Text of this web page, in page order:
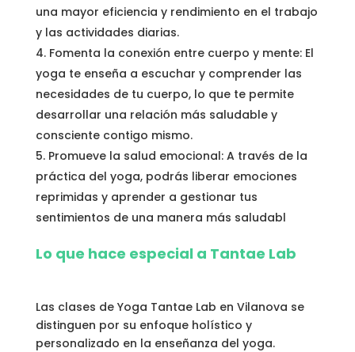
una mayor eficiencia y rendimiento en el trabajo
y las actividades diarias.
Fomenta la conexión entre cuerpo y mente: El
yoga te enseña a escuchar y comprender las
necesidades de tu cuerpo, lo que te permite
desarrollar una relación más saludable y
consciente contigo mismo.
Promueve la salud emocional: A través de la
práctica del yoga, podrás liberar emociones
reprimidas y aprender a gestionar tus
sentimientos de una manera más saludabl
Lo que hace especial a Tantae Lab
Las clases de Yoga Tantae Lab en Vilanova se
distinguen por su enfoque holístico y
personalizado en la enseñanza del yoga.